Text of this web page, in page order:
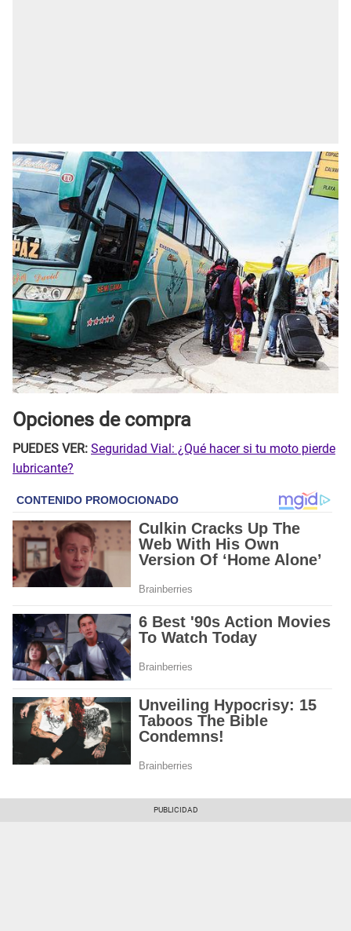
Opciones de compra
PUEDES VER: Seguridad Vial: ¿Qué hacer si tu moto pierde
lubricante?